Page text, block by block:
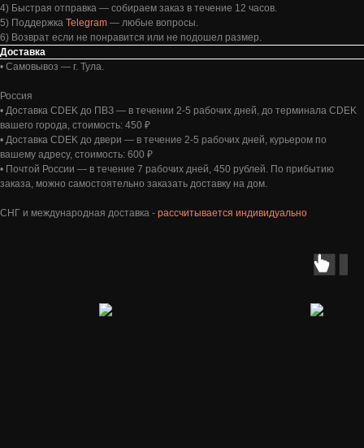
4) Быстрая отправка — собираем заказ в течение 12 часов.
5) Поддержка Telegram — любые вопросы.
6) Возврат если не понравится или не подошел размер.
Доставка
• Самовывоз — г. Тула.
Россия
• Доставка CDEK до ПВЗ — в течении 2-5 рабочих дней, до терминала CDEK
вашего города, cтоимость: 450 ₽
• Доставка CDEK до двери — в течение 2-5 рабочих дней, курьером по
вашему адресу, cтоимость: 600 ₽
• Почтой России — в течение 7 рабочих дней, 450 рублей. По прибытию
заказа, можно самостоятельно заказать доставку на дом.
СНГ и международная доставка - рассчитывается индивидуально